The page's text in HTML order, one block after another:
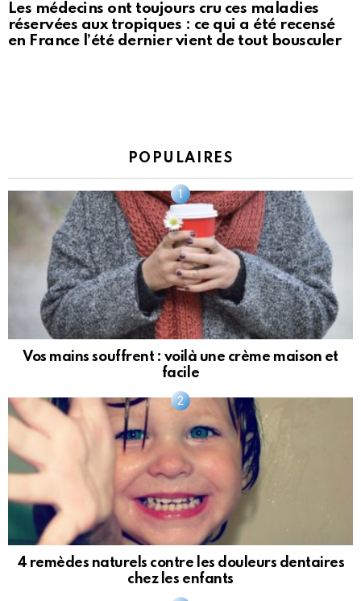
Les médecins ont toujours cru ces maladies
réservées aux tropiques : ce qui a été recensé
en France l’été dernier vient de tout bousculer
POPULAIRES
Vos mains souffrent : voilà une crème maison et
facile
4 remèdes naturels contre les douleurs dentaires
chez les enfants